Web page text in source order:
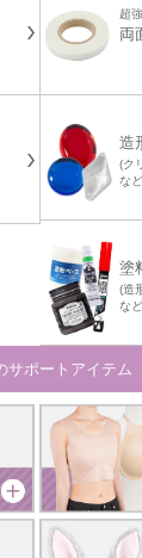
超
両
造
(ク
な
塗
(造
な
サポートアイテム